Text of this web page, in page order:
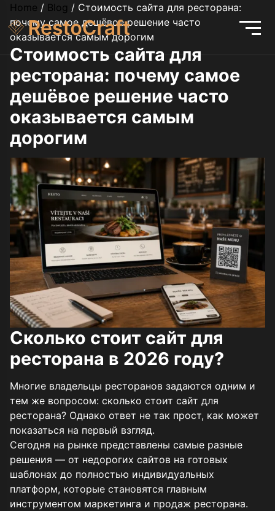
Home / Blog / Стоимость сайта для ресторана:
почему самое дешёвое решение часто
оказывается самым дорогим
Стоимость сайта для
ресторана: почему самое
дешёвое решение часто
оказывается самым
дорогим
Сколько стоит сайт для
ресторана в 2026 году?
Многие владельцы ресторанов задаются одним и
тем же вопросом: сколько стоит сайт для
ресторана? Однако ответ не так прост, как может
показаться на первый взгляд.
Сегодня на рынке представлены самые разные
решения — от недорогих сайтов на готовых
шаблонах до полностью индивидуальных
платформ, которые становятся главным
инструментом маркетинга и продаж ресторана.